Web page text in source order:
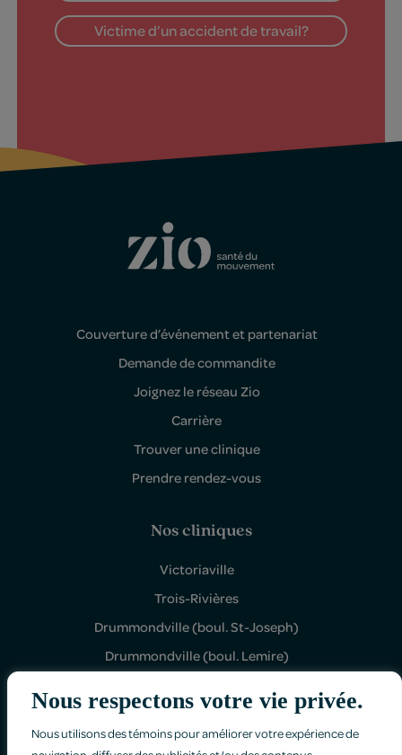
Nous respectons votre vie privée.
Nous utilisons des témoins pour améliorer votre expérience de
Victime d’un accident de travail?
Couverture d’événement et partenariat
Demande de commandite
Joignez le réseau Zio
Carrière
Trouver une clinique
Prendre rendez-vous
Nos cliniques
Victoriaville
Trois-Rivières
Drummondville (boul. St-Joseph)
Drummondville (boul. Lemire)